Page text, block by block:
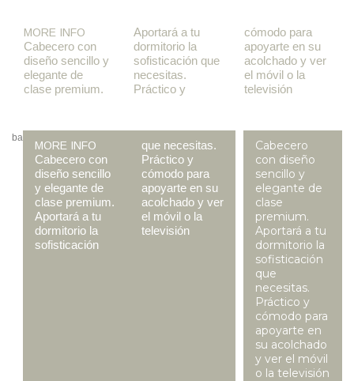
MORE INFO
Cabecero con
diseño sencillo y
elegante de
clase premium.
Aportará a tu
dormitorio la
sofisticación que
necesitas.
Práctico y
cómodo para
apoyarte en su
acolchado y ver
el móvil o la
televisión
ba
MORE INFO
Cabecero con
diseño sencillo
y elegante de
clase premium.
Aportará a tu
dormitorio la
sofisticación
que necesitas.
Práctico y
cómodo para
apoyarte en su
acolchado y ver
el móvil o la
televisión
Cabecero
con diseño
sencillo y
elegante de
clase
premium.
Aportará a tu
dormitorio la
sofisticación
que
necesitas.
Práctico y
cómodo para
apoyarte en
su acolchado
y ver el móvil
o la televisión